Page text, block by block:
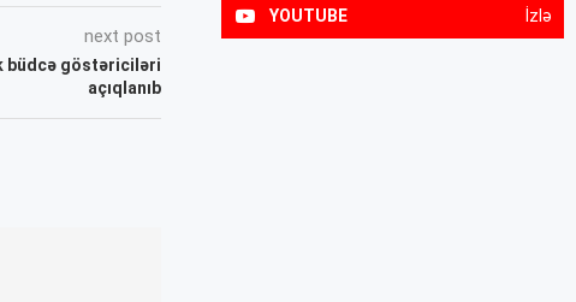
next post
büdcə göstəriciləri
açıqlanıb
YOUTUBE İzlə